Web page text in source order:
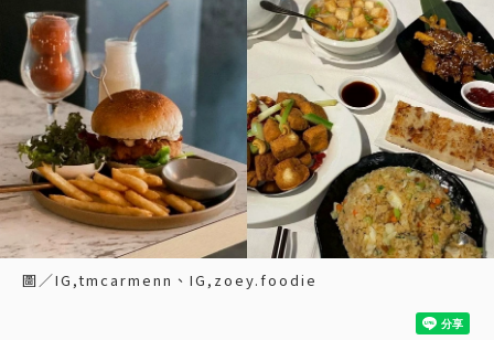
圖／IG,tmcarmenn、IG,zoey.foodie